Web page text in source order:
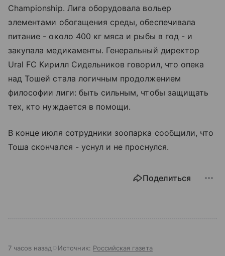
Championship. Лига оборудовала вольер
элементами обогащения среды, обеспечивала
питание - около 400 кг мяса и рыбы в год - и
закупала медикаменты. Генеральный директор
Ural FC Кирилл Сидельников говорил, что опека
над Тошей стала логичным продолжением
философии лиги: быть сильным, чтобы защищать
тех, кто нуждается в помощи.
В конце июля сотрудники зоопарка сообщили, что
Тоша скончался - уснул и не проснулся.
Поделиться
7 часов назад Источник: Российская газета